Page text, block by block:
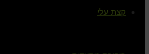
קצת עלי